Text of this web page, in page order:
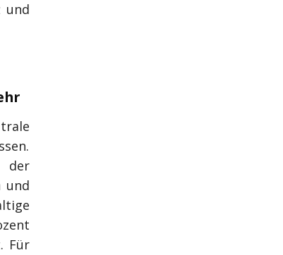
und
und
Für